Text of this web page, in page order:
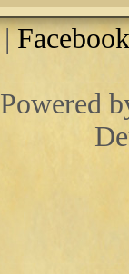
|Facebook
Powered